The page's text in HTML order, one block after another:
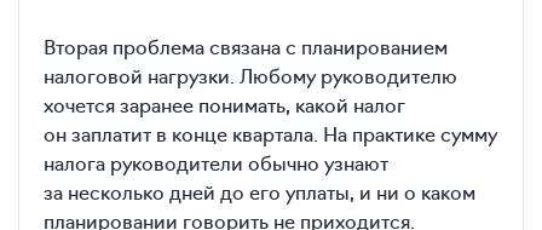
Вторая проблема связана с планированием
налоговой нагрузки. Любому руководителю
хочется заранее понимать, какой налог
он заплатит в конце квартала. На практике сумму
налога руководители обычно узнают
за несколько дней до его уплаты, и ни о каком
планировании говорить не приходится.